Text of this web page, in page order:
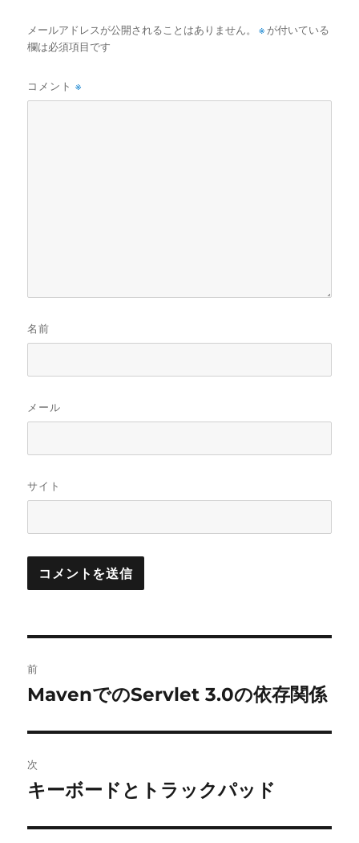
メールアドレスが公開されることはありません。 ※が付いている
欄は必須項目です
コメント※
名前
メール
サイト
稿
ビ
ゲ
ー
前
前
投
稿:
MavenでのServlet 3.0の依存関係
次
次
投
キーボードとトラックパッド